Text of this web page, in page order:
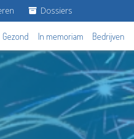
Dossiers
Gezond In memoriam Bedrijven